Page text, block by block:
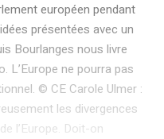
européen pendant
présentées avec un
Bourlanges nous livre
L’Europe ne pourra pas
© CE Carole Ulmer :
les divergences
l’Europe. Doit-on